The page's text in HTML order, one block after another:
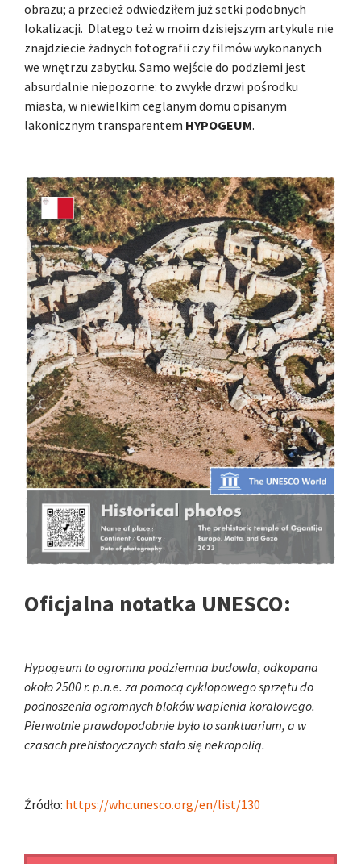
obrazu; a przecież odwiedziłem już setki podobnych
lokalizacji. Dlatego też w moim dzisiejszym artykule nie
znajdziecie żadnych fotografii czy filmów wykonanych
we wnętrzu zabytku. Samo wejście do podziemi jest
absurdalnie niepozorne: to zwykłe drzwi pośrodku
miasta, w niewielkim ceglanym domu opisanym
lakonicznym transparentem HYPOGEUM.
Oficjalna notatka UNESCO:
Hypogeum to ogromna podziemna budowla, odkopana
około 2500 r. p.n.e. za pomocą cyklopowego sprzętu do
podnoszenia ogromnych bloków wapienia koralowego.
Pierwotnie prawdopodobnie było to sanktuarium, a w
czasach prehistorycznych stało się nekropolią.
Źródło: https://whc.unesco.org/en/list/130